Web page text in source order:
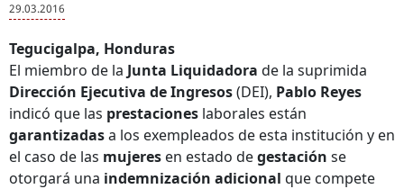
29.03.2016
Tegucigalpa, Honduras
El miembro de la Junta Liquidadora de la suprimida
Dirección Ejecutiva de Ingresos(DEI), Pablo Reyes
indicó que las prestaciones laborales están
garantizadasa los exempleados de esta institución y en
el caso de las mujeres en estado degestación se
otorgará una indemnización adicional que compete